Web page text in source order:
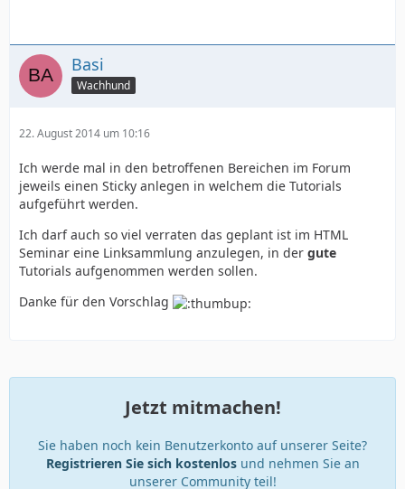
Basi
Wachhund
22. August 2014 um 10:16
Ich werde mal in den betroffenen Bereichen im Forum
jeweils einen Sticky anlegen in welchem die Tutorials
aufgeführt werden.
Ich darf auch so viel verraten das geplant ist im HTML
Seminar eine Linksammlung anzulegen, in der gute
Tutorials aufgenommen werden sollen.
Danke für den Vorschlag
Jetzt mitmachen!
Sie haben noch kein Benutzerkonto auf unserer Seite?
Registrieren Sie sich kostenlosund nehmen Sie an
unserer Community teil!